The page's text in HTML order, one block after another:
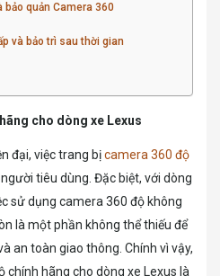
bảo quản Camera 360
và bảo trì sau thời gian
cho dòng xe Lexus
đại, việc trang bịcamera 360 độ
tiêu dùng. Đặc biệt, với dòng
sử dụng camera 360 độ không
là một phần không thể thiếu để
an toàn giao thông. Chính vì vậy,
chính hãng cho dòng xe Lexus là